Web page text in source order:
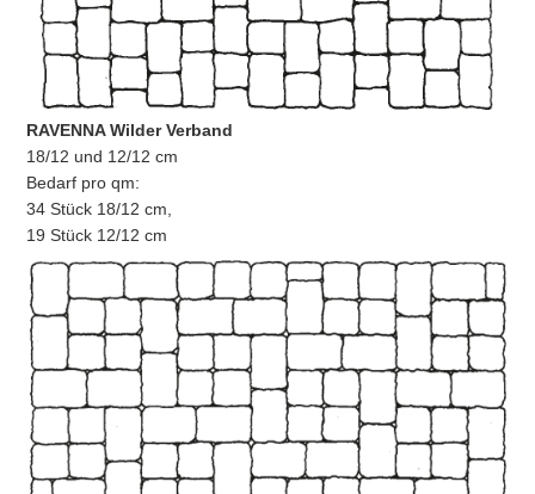
RAVENNA Wilder Verband
18/12 und 12/12 cm
Bedarf pro qm:
34 Stück 18/12 cm,
19 Stück 12/12 cm